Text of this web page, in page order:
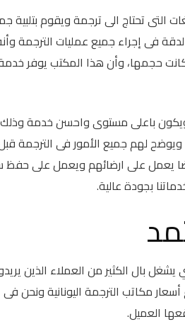
تحتاج الى ترجمة ويقوم بتلبية
فى إجراء جميع عمليات الترجمة
حجمها، وأن هذا المكتب يوفر
باعلى مستوى واحسن خدمة
لهم جميع الأمور فى الترجمة
يعمل على ارضائهم ويعمل على حفظ
بجودة عالية.
بال الكثير من العملاء الذين
مكاتب الترجمة اليونانية ونحن فى
العميل.